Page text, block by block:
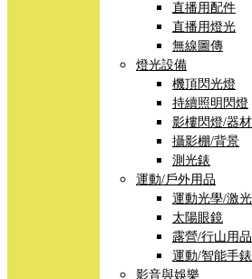
直播用配件
直播用燈光
無線圖傳
燈光設備
機頂閃光燈
持續照明閃燈
影樓閃燈/器材
攝影棚/背景
測光錶
運動/戶外用品
運動光學/激
太陽眼鏡
露營/行山用品
運動/智能手錶
影音與娛樂